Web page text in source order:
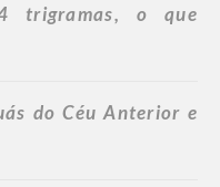
trigramas, o que
do Céu Anterior e